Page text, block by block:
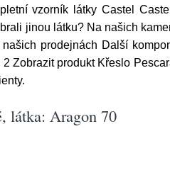
vzorník látky Castel
jinou látku? Na našich
prodejnách Další
Zobrazit produkt Křeslo
látka: Aragon 70